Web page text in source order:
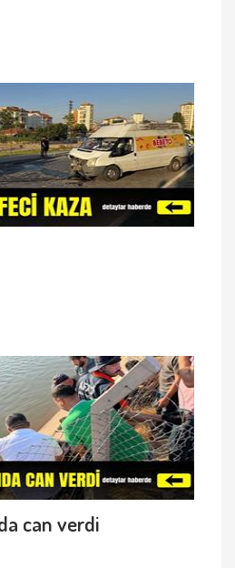
can verdi